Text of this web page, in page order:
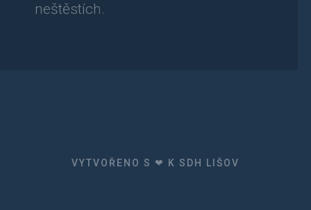
neštěstích.
VYTVOŘENO S ❤ K SDH LIŠOV